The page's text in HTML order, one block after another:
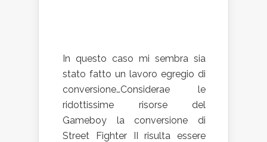
In questo caso mi sembra sia
stato fatto un lavoro egregio di
conversione…Considerae le
ridottissime risorse del
Gameboy la conversione di
Street Fighter II risulta essere